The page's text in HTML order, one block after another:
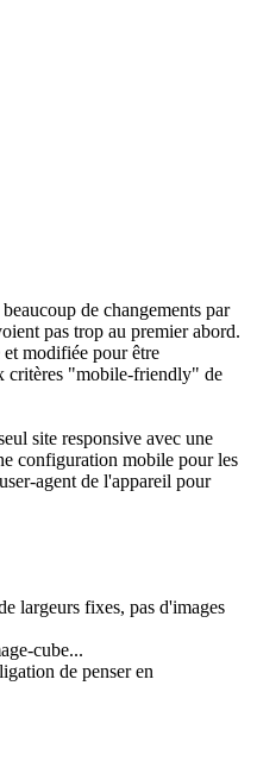
de changements par
pas trop au premier abord.
modifiée pour être
critères "mobile-friendly" de
site responsive avec une
configuration mobile pour les
agent de l'appareil pour
largeurs fixes, pas d'images
cube...
de penser en